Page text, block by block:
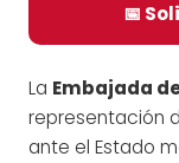
La Embajada
representación
ante el Estado
📅